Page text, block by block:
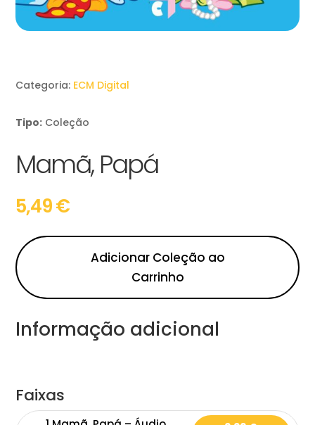
Categoria: ECM Digital
Tipo: Coleção
Mamã, Papá
5,49€
Adicionar Coleção ao
Carrinho
Informação adicional
Faixas